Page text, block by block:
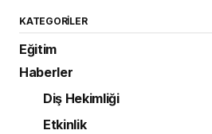
KATEGORILER
Eğitim
Haberler
Diş Hekimliği
Etkinlik